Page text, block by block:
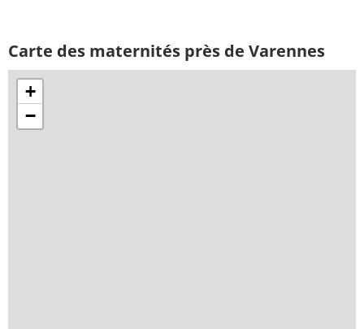
Carte des maternités près de Varennes
+
−